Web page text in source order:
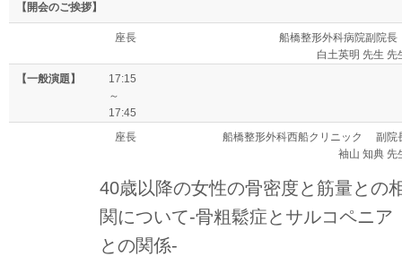
【開会のご挨拶】
座長
船橋整形外科病院副院
白土英明 先生 先
【一般演題】
17:15
～
17:45
座長
船橋整形外科西船クリニック 副院
袖山 知典 先
40歳以降の女性の骨密度と筋量との
関について-骨粗鬆症とサルコペニア
との関係-